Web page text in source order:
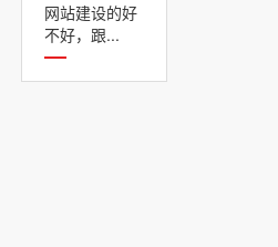
网站建设的好
不好，跟...